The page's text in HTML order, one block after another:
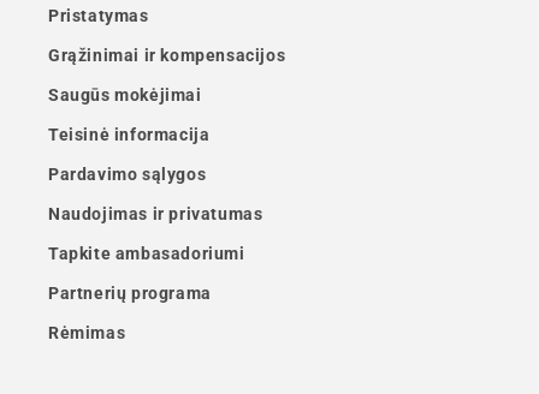
Pristatymas
Grąžinimai ir kompensacijos
Saugūs mokėjimai
Teisinė informacija
Pardavimo sąlygos
Naudojimas ir privatumas
Tapkite ambasadoriumi
Partnerių programa
Rėmimas